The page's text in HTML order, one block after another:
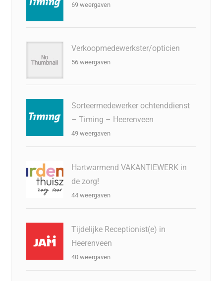
69 weergaven
Verkoopmedewerkster/opticien
56 weergaven
Sorteermedewerker ochtenddienst
– Timing – Heerenveen
49 weergaven
Hartwarmend VAKANTIEWERK in
de zorg!
44 weergaven
Tijdelijke Receptionist(e) in
Heerenveen
40 weergaven